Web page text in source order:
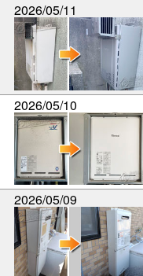
2026/05/11
2026/05/10
2026/05/09